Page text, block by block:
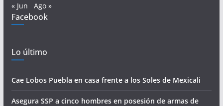
« Jun Ago »
Facebook
Lo último
Cae Lobos Puebla en casa frente a los Soles de Mexicali
Asegura SSP a cinco hombres en posesión de armas de